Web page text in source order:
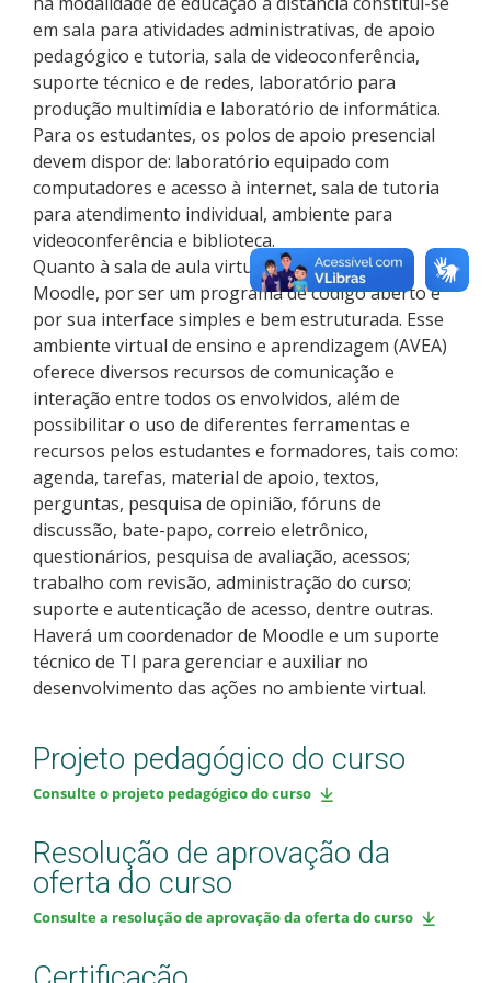
em sala para atividades administrativas, de apoio
pedagógico e tutoria, sala de videoconferência,
suporte técnico e de redes, laboratório para
produção multimídia e laboratório de informática.
Para os estudantes, os polos de apoio presencial
devem dispor de: laboratório equipado com
computadores e acesso à internet, sala de tutoria
para atendimento individual, ambiente para
videoconferência e biblioteca.
Quanto à sala de aula virtual, o curso adota o
Moodle, por ser um programa de código aberto e
por sua interface simples e bem estruturada. Esse
ambiente virtual de ensino e aprendizagem (AVEA)
oferece diversos recursos de comunicação e
interação entre todos os envolvidos, além de
possibilitar o uso de diferentes ferramentas e
recursos pelos estudantes e formadores, tais como:
agenda, tarefas, material de apoio, textos,
perguntas, pesquisa de opinião, fóruns de
discussão, bate-papo, correio eletrônico,
questionários, pesquisa de avaliação, acessos;
trabalho com revisão, administração do curso;
suporte e autenticação de acesso, dentre outras.
Haverá um coordenador de Moodle e um suporte
técnico de TI para gerenciar e auxiliar no
desenvolvimento das ações no ambiente virtual.
Projeto pedagógico do curso
Consulte o projeto pedagógico do curso
Resolução de aprovação da
oferta do curso
Consulte a resolução de aprovação da oferta do curso